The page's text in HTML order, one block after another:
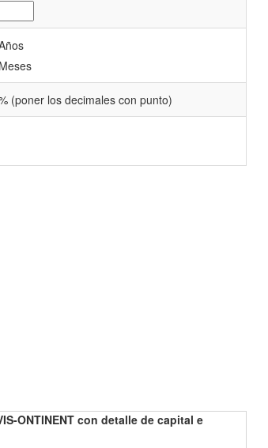
Meses
(poner los decimales con punto)
ONTINENT con detalle de capital e